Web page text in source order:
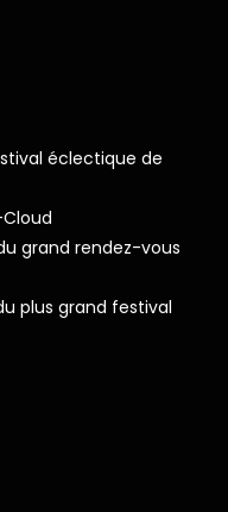
éclectique de
grand rendez-vous
plus grand festival